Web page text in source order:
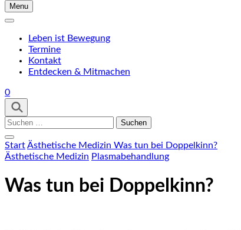
Menu
Leben ist Bewegung
Termine
Kontakt
Entdecken & Mitmachen
0
Suchen
StartÄsthetische Medizin Was tun bei Doppelkinn?
Ästhetische Medizin Plasmabehandlung
Was tun bei Doppelkinn?